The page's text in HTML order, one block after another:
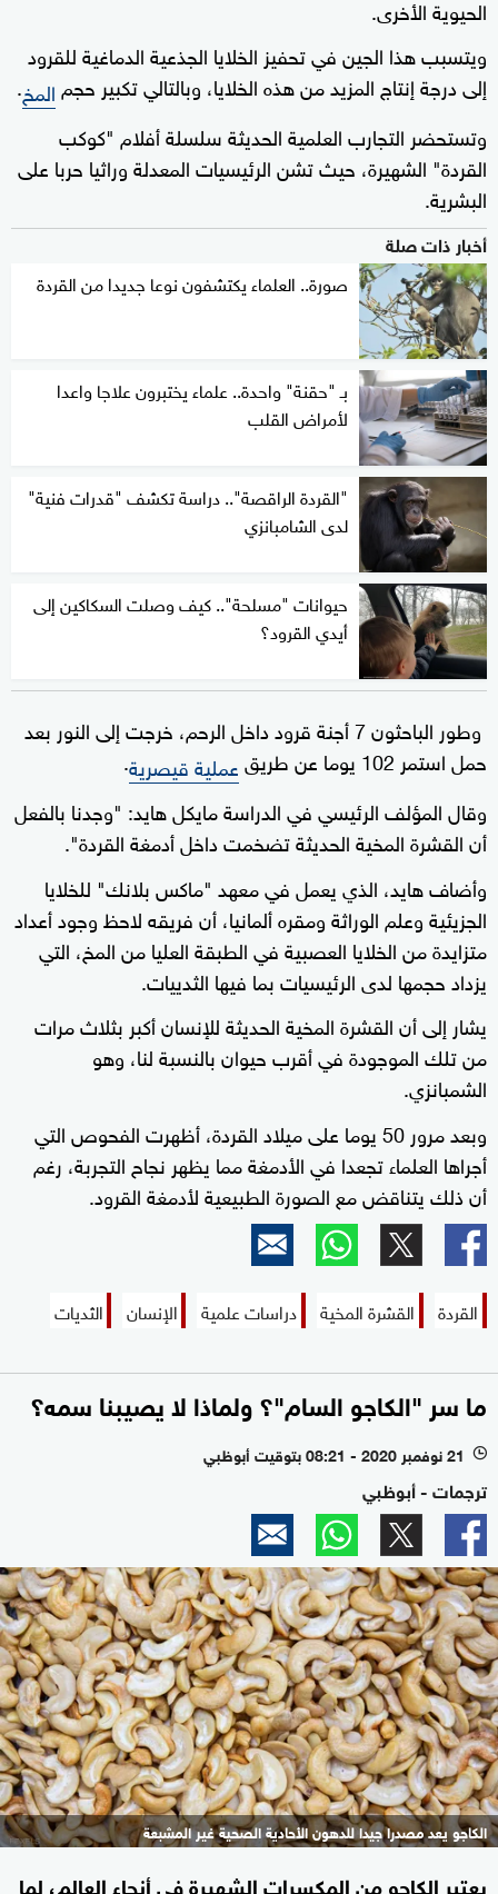
الحيوية الأخرى.
ويتسبب هذا الجين في تحفيز الخلايا الجذعية الدماغية للقرود
إلى درجة إنتاج المزيد من هذه الخلايا، وبالتالي تكبير حجمالمخ.
وتستحضر التجارب العلمية الحديثة سلسلة أفلام "كوكب
القردة" الشهيرة، حيث تشن الرئيسيات المعدلة وراثيا حربا على
البشرية.
أخبار ذات صلة
صورة.. العلماء يكتشفون نوعا جديدا من القردة
بـ "حقنة" واحدة.. علماء يختبرون علاجا واعدا
لأمراض القلب
"القردة الراقصة".. دراسة تكشف "قدرات فنية"
لدى الشامبانزي
حيوانات "مسلحة".. كيف وصلت السكاكين إلى
أيدي القرود؟
وطور الباحثون 7 أجنة قرود داخل الرحم، خرجت إلى النور بعد
حمل استمر 102 يوما عن طريق
عملية قيصرية.
وقال المؤلف الرئيسي في الدراسة مايكل هايد: "وجدنا بالفعل
أن القشرة المخية الحديثة تضخمت داخل أدمغة القردة".
وأضاف هايد، الذي يعمل في معهد "ماكس بلانك" للخلايا
الجزيئية وعلم الوراثة ومقره ألمانيا، أن فريقه لاحظ وجود أعداد
متزايدة من الخلايا العصبية في الطبقة العليا من المخ، التي
يزداد حجمها لدى الرئيسيات بما فيها الثدييات.
يشار إلى أن القشرة المخية الحديثة للإنسان أكبر بثلاث مرات
من تلك الموجودة في أقرب حيوان بالنسبة لنا، وهو
الشمبانزي.
وبعد مرور 50 يوما على ميلاد القردة، أظهرت الفحوص التي
أجراها العلماء تجعدا في الأدمغة مما يظهر نجاح التجربة، رغم
أن ذلك يتناقض مع الصورة الطبيعية لأدمغة القرود.
القردة القشرة المخية دراسات علمية الإنسان الثديات
ما سر "الكاجو السام"؟ ولماذا لا يصيبنا سمه؟
l 21 نوفمبر 2020 - 08:21 بتوقيت أبوظبي
ترجمات - أبوظبي
الكاجو يعد مصدرا جيدا للدهون الأحادية الصحية غير المشبعة
يعتبر الكاجو من المكسرات الشهيرة في أنحاء العالم، لما